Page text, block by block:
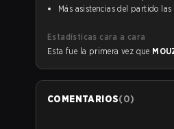
Más asistencias del partido las
Estadísticas cara a cara
Esta fue la primera vez que
COMENTARIOS(0)